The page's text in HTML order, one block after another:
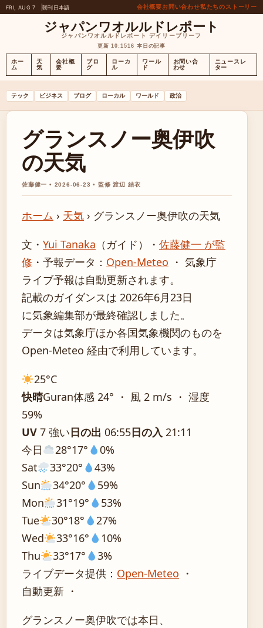
FRI, AUG 7 朝刊日本語 会社概要お問い合わせ私たちのストーリー
ジャパンワオルルドレポート
ジャパンワオルルドレポート デイリーブリーフ
更新 10:1516 本日の記事
ホー
ム
天
気
会社概
要
ブロ
グ
ローカ
ル
ワール
ド
お問い合
わせ
ニュースレ
ター
テック ビジネス ブログ ローカル ワールド 政治
グランスノー奥伊吹
の天気
佐藤健一 • 2026-06-23 • 監修 渡辺 結衣
ホーム › 天気 › グランスノー奥伊吹の天気
文・ Yui Tanaka （ガイド） ・ 佐藤健一 が監
修 ・ 予報データ： Open-Meteo ・ 気象庁
ライブ予報は自動更新されます。
記載のガイダンスは 2026年6月23日
に気象編集部が最終確認しました。
データは気象庁ほか各国気象機関のものを
Open-Meteo 経由で利用しています。
25°C
快晴Guran体感 24° ・ 風 2 m/s ・ 湿度
59%
UV 7 強い日の出 06:55日の入 21:11
今日
28°17°
0%
Sat
33°20°
43%
Sun
34°20°
59%
Mon
31°19°
53%
Tue
30°18°
27%
Wed
33°16°
10%
Thu
33°17°
3%
ライブデータ提供： Open-Meteo ・
自動更新 ・
グランスノー奥伊吹では本日、